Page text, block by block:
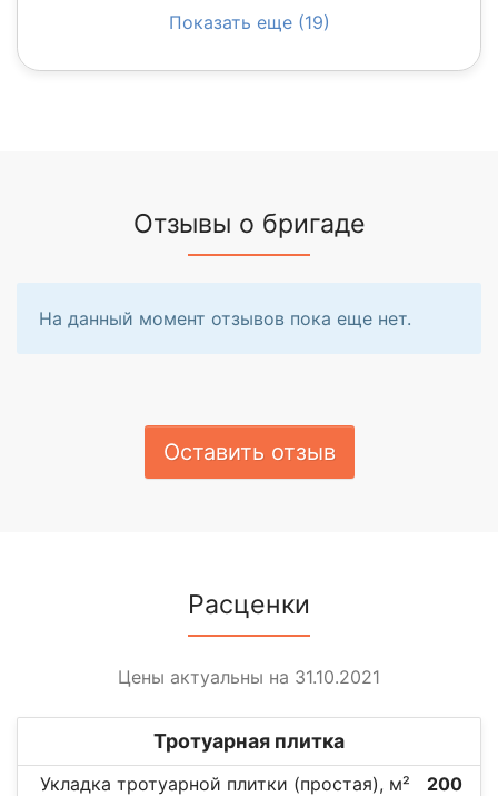
Показать еще (19)
Отзывы о бригаде
На данный момент отзывов пока еще нет.
Оставить отзыв
Расценки
Цены актуальны на 31.10.2021
Тротуарная плитка
Укладка тротуарной плитки (простая), м² 200